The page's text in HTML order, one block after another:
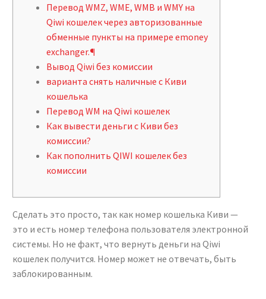
Перевод WMZ, WME, WMB и WMY на
Qiwi кошелек через авторизованные
обменные пункты на примере emoney
exchanger.¶
Вывод Qiwi без комиссии
варианта снять наличные с Киви
кошелька
Перевод WM на Qiwi кошелек
Как вывести деньги с Киви без
комиссии?
Как пополнить QIWI кошелек без
комиссии
Сделать это просто, так как номер кошелька Киви —
это и есть номер телефона пользователя электронной
системы. Но не факт, что вернуть деньги на Qiwi
кошелек получится. Номер может не отвечать, быть
заблокированным.